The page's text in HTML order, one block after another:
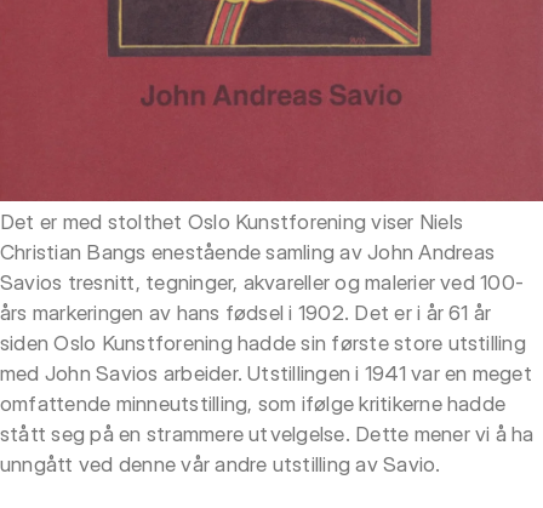
Det er med stolthet Oslo Kunstforening viser Niels
Christian Bangs enestående samling av John Andreas
Savios tresnitt, tegninger, akvareller og malerier ved 100-
års markeringen av hans fødsel i 1902. Det er i år 61 år
siden Oslo Kunstforening hadde sin første store utstilling
med John Savios arbeider. Utstillingen i 1941 var en meget
omfattende minneutstilling, som ifølge kritikerne hadde
stått seg på en strammere utvelgelse. Dette mener vi å ha
unngått ved denne vår andre utstilling av Savio.